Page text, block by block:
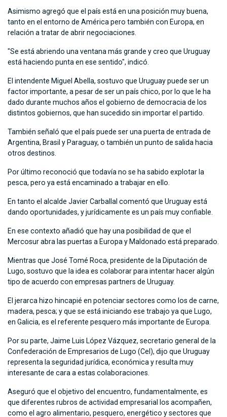
Asimismo agregó que el país está en una posición muy buena,
tanto en el entorno de América pero también con Europa, en
relación a tratar de abrir negociaciones.
"Se está abriendo una ventana más grande y creo que Uruguay
está haciendo punta en ese sentido", indicó.
El intendente Miguel Abella, sostuvo que Uruguay puede ser un
factor importante, a pesar de ser un país chico, por lo que le ha
dado durante muchos años el gobierno de democracia de los
distintos gobiernos, que han sucedido sin importar el partido.
También señaló que el país puede ser una puerta de entrada de
Argentina, Brasil y Paraguay, o también un punto de salida hacia
otros destinos.
Por último reconoció que todavía no se ha sabido explotar la
pesca, pero ya está encaminado a trabajar en ello.
En tanto el alcalde Javier Carballal comentó que Uruguay está
dando oportunidades, y jurídicamente es un país muy confiable.
En ese contexto añadió que hay una posibilidad de que el
Mercosur abra las puertas a Europa y Maldonado está preparado.
Mientras que José Tomé Roca, presidente de la Diputación de
Lugo, sostuvo que la idea es colaborar para intentar hacer algún
tipo de acuerdo con empresas partners de Uruguay.
El jerarca hizo hincapié en potenciar sectores como los de carne,
madera, pesca; y que se está iniciando ese trabajo ya que Lugo,
en Galicia, es el referente pesquero más importante de Europa.
Por su parte, Jaime Luis López Vázquez, secretario general de la
Confederación de Empresarios de Lugo (Cel), dijo que Uruguay
representa la seguridad jurídica, económica y resulta muy
interesante de cara a estas colaboraciones.
Aseguró que el objetivo del encuentro, fundamentalmente, es
que diferentes rubros de actividad empresarial los acompañen,
como el agro alimentario, pesquero, energético y sectores que